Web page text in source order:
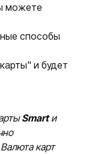
можете
способы
и будет
Smartи
карт